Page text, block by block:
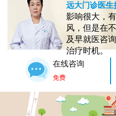
远大门诊医生
影响很大，
风，但是在
及早就医咨
治疗时机。
在线咨询
免费